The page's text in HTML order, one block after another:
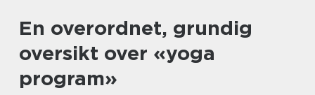
En overordnet, grundig
oversikt over «yoga
program»